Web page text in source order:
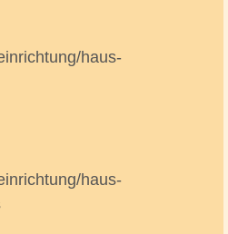
haus-
haus-